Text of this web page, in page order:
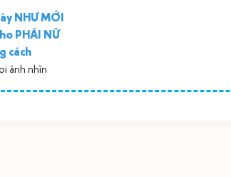
NHƯ MỚI
PHÁI NỮ
cách
ánh nhìn